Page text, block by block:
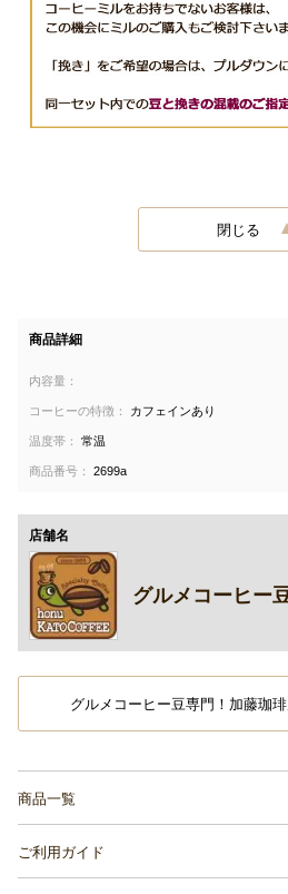
閉じる
商品詳細
内容量：
コーヒーの特徴： カフェインあり
温度帯： 常温
商品番号： 2699a
店舗名
グルメコーヒー
グルメコーヒー豆専門！加藤珈
商品一覧
ご利用ガイド